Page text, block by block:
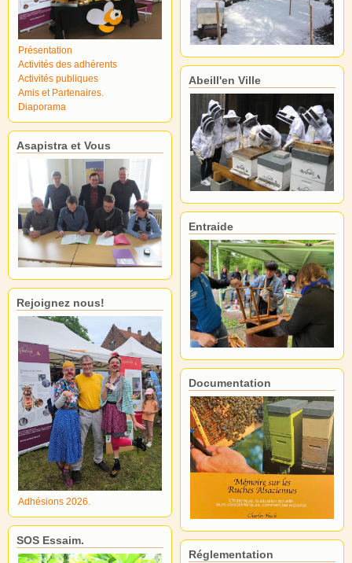
Présentation
Activités des adhérents
Activités publiques
Amis et Partenaires.
Diaporama
Asapistra et Vous
Rejoignez nous!
Adhésions 2026.
SOS Essaim.
Abeill'en Ville
Entraide
Documentation
Réglementation